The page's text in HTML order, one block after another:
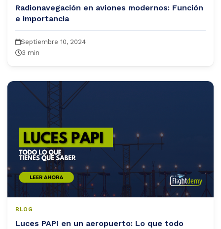
Radionavegación en aviones modernos: Función
e importancia
Septiembre 10, 2024
3 min
BLOG
Luces PAPI en un aeropuerto: Lo que todo